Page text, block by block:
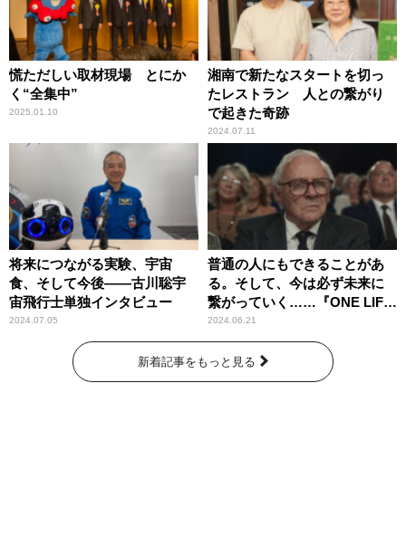
慌ただしい取材現場 とにか
く“全集中”
2025.01.10
湘南で新たなスタートを切っ
たレストラン 人との繋がり
で起きた奇跡
2024.07.11
将来につながる実験、宇宙
食、そして今後――古川聡宇
宙飛行士単独インタビュー
2024.07.05
普通の人にもできることがあ
る。そして、今は必ず未来に
繋がっていく……『ONE LIFE
奇跡が繋いだ6000の命』
2024.06.21
新着記事をもっと見る